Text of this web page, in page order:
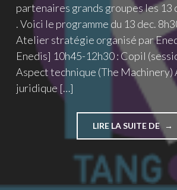
partenaires grands groupes les 13
. Voici le programme du 13 dec.
Atelier stratégie organisé par
Enedis] 10h45-12h30 : Copil
Aspect technique (The Machinery)
juridique […]
LIRE LA SUITE DE